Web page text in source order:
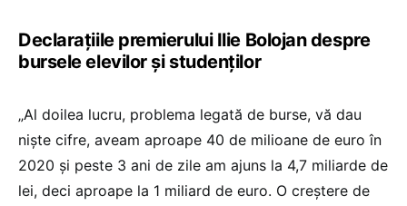
Declarațiile premierului Ilie Bolojan despre
bursele elevilor și studenților
„Al doilea lucru, problema legată de burse, vă dau
niște cifre, aveam aproape 40 de milioane de euro în
2020 și peste 3 ani de zile am ajuns la 4,7 miliarde de
lei, deci aproape la 1 miliard de euro. O creștere de